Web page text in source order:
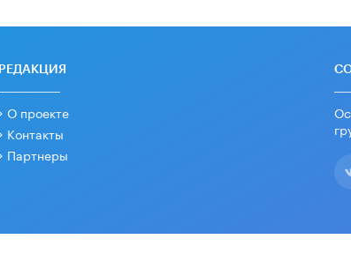
РЕДАКЦИЯ
О проекте
Контакты
Партнеры